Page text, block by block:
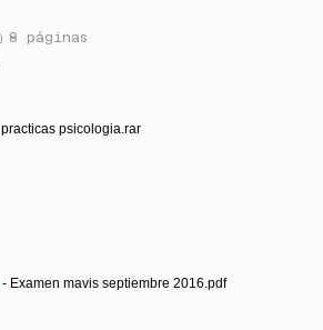
8 páginas
psicologia.rar
- Examen mavis septiembre 2016.pdf